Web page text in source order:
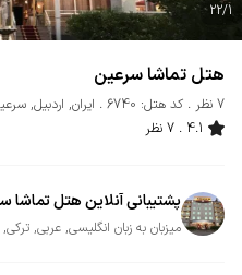
22/1
هتل تماشا سرعین
7 نظر کد هتل: 6740 ایران, اردبیل,
4.1
7 نظر
پشتیبانی آنلاین هتل تماشا
میزبان به زبان انگلیسی, عربی,